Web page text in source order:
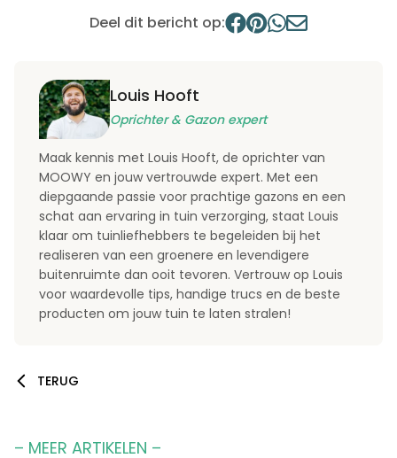
Deel dit bericht op:
Louis Hooft
Oprichter & Gazon expert
Maak kennis met Louis Hooft, de oprichter van
MOOWY en jouw vertrouwde expert. Met een
diepgaande passie voor prachtige gazons en een
schat aan ervaring in tuin verzorging, staat Louis
klaar om tuinliefhebbers te begeleiden bij het
realiseren van een groenere en levendigere
buitenruimte dan ooit tevoren. Vertrouw op Louis
voor waardevolle tips, handige trucs en de beste
producten om jouw tuin te laten stralen!
TERUG
– MEER ARTIKELEN –